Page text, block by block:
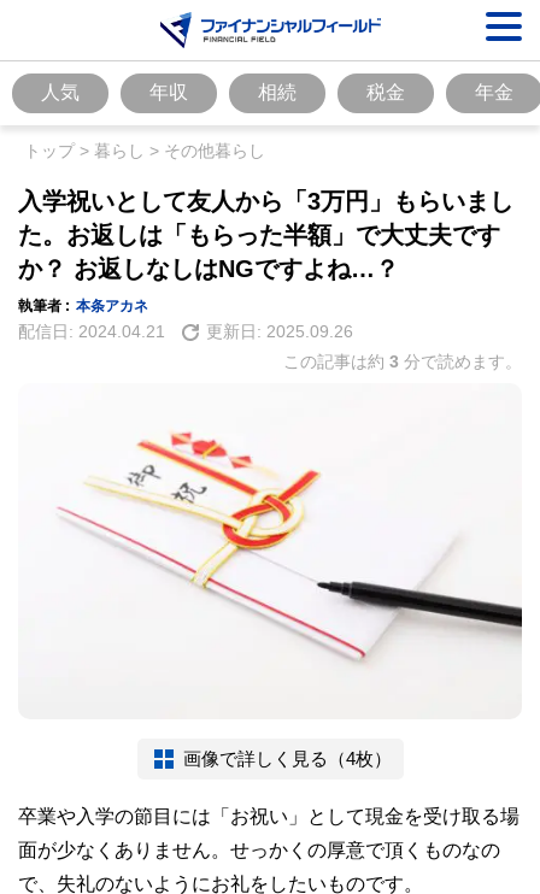
人気 年収 相続 税金 年金
トップ> 暮らし > その他暮らし
入学祝いとして友人から「3万円」もらいまし
た。お返しは「もらった半額」で大丈夫です
か？ お返しなしはNGですよね…？
執筆者 : 本条アカネ
配信日: 2024.04.21 更新日: 2025.09.26
この記事は約 3 分で読めます。
画像で詳しく見る（4枚）
卒業や入学の節目には「お祝い」として現金を受け取る場
面が少なくありません。せっかくの厚意で頂くものなの
で、失礼のないようにお礼をしたいものです。